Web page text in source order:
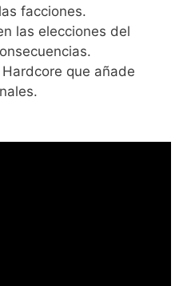
facciones.
las elecciones del
que añade